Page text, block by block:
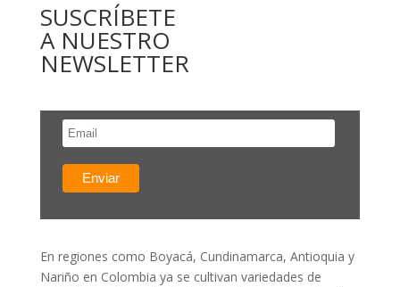
SUSCRÍBETE
A NUESTRO
NEWSLETTER
En regiones como Boyacá, Cundinamarca, Antioquia y
Nariño en Colombia ya se cultivan variedades de